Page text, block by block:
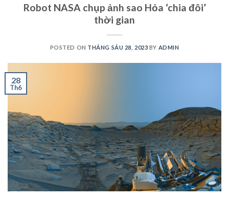
Robot NASA chụp ảnh sao Hỏa ‘chia đôi’
thời gian
POSTED ON THÁNG SÁU 28, 2023 BY ADMIN
28
Th6